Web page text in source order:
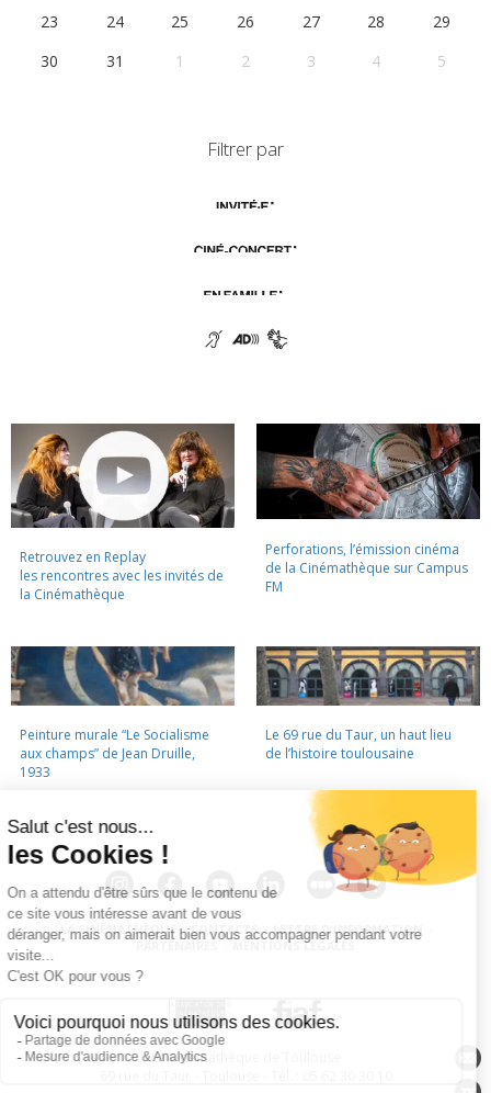
23
24 25 26 27 28
29
30
31 1 2 3 4 5
Filtrer par
Retrouvez en Replay
les rencontres avec les invités de
la Cinémathèque
Perforations, l’émission cinéma
de la Cinémathèque sur Campus
FM
Peinture murale “Le Socialisme
aux champs” de Jean Druille,
1933
Le 69 rue du Taur, un haut lieu
de l’histoire toulousaine
LA CINÉMATHÈQUE · CONTACTS · LETTRE D'INFORMATION
PARTENAIRES · MENTIONS LÉGALES
La Cinémathèque de Toulouse